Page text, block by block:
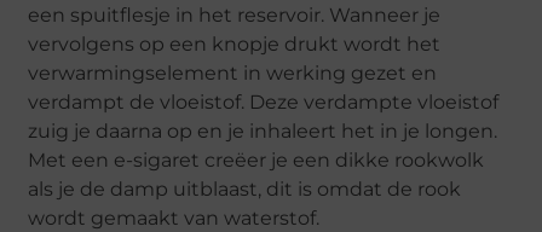
een spuitflesje in het reservoir. Wanneer je
vervolgens op een knopje drukt wordt het
verwarmingselement in werking gezet en
verdampt de vloeistof. Deze verdampte vloeistof
zuig je daarna op en je inhaleert het in je longen.
Met een e-sigaret creëer je een dikke rookwolk
als je de damp uitblaast, dit is omdat de rook
wordt gemaakt van waterstof.